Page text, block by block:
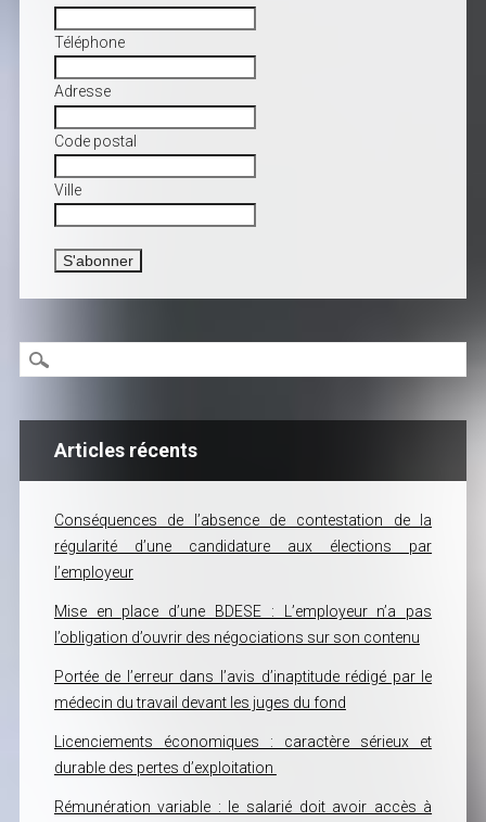
Téléphone
Adresse
Code postal
Ville
Articles récents
Conséquences de l’absence de contestation de la
régularité d’une candidature aux élections par
l’employeur
Mise en place d’une BDESE : L’employeur n’a pas
l’obligation d’ouvrir des négociations sur son contenu
Portée de l’erreur dans l’avis d’inaptitude rédigé par le
médecin du travail devant les juges du fond
Licenciements économiques : caractère sérieux et
durable des pertes d’exploitation
Rémunération variable : le salarié doit avoir accès à